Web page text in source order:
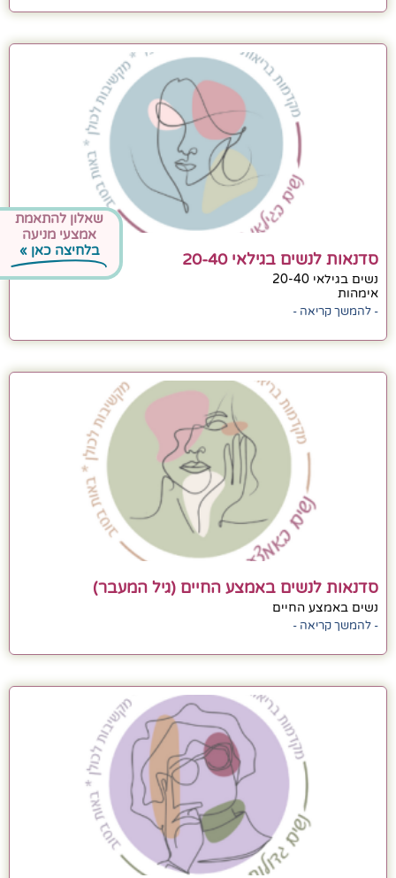
סדנאות לנשים בגילאי 20-40
נשים בגילאי 20-40
אימהות
- להמשך קריאה -
סדנאות לנשים באמצע החיים (גיל המעבר)
נשים באמצע החיים
- להמשך קריאה -
שאלון להתאמת
אמצעי מניעה
בלחיצה כאן »